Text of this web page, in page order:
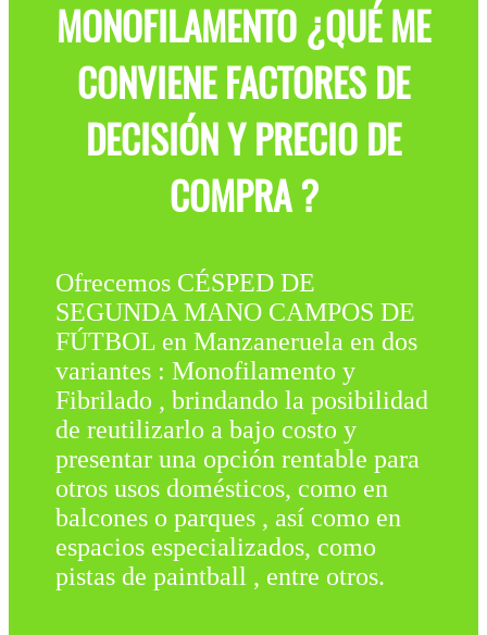
MONOFILAMENTO ¿QUÉ ME
CONVIENE FACTORES DE
DECISIÓN Y PRECIO DE
COMPRA ?
Ofrecemos CÉSPED DE
SEGUNDA MANO CAMPOS DE
FÚTBOL en Manzaneruela en dos
variantes : Monofilamento y
Fibrilado , brindando la posibilidad
de reutilizarlo a bajo costo y
presentar una opción rentable para
otros usos domésticos, como en
balcones o parques , así como en
espacios especializados, como
pistas de paintball , entre otros.